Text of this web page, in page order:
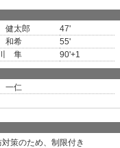
健太郎
47'
和希
55'
隼
90'+1
一仁
策のため、制限付き